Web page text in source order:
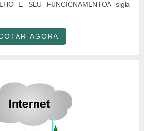
E SEU FUNCIONAMENTOA sigla
AGORA